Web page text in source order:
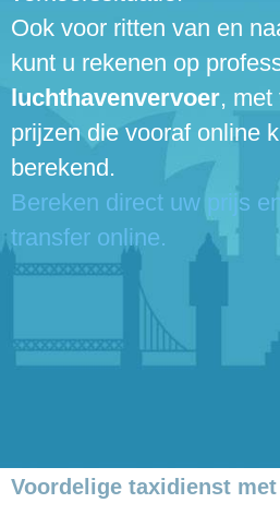
Ook voor ritten van en
kunt u rekenen op
luchthavenvervoer, met
prijzen die vooraf online
berekend.
Bereken direct uw prijs
transfer online.
Voordelige taxidienst